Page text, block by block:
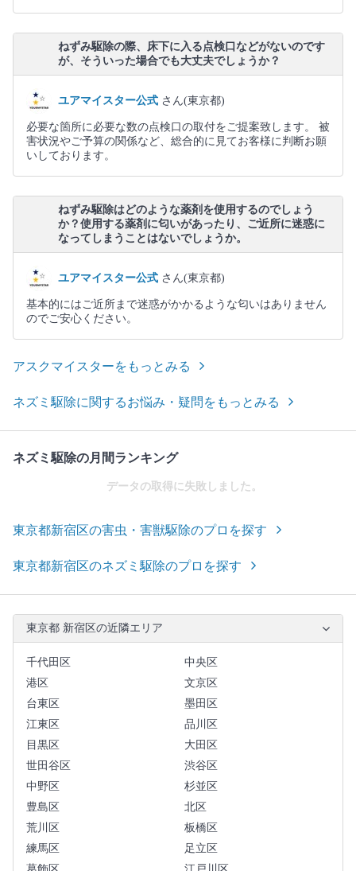
ねずみ駆除の際、床下に入る点検口などがないのです
が、そういった場合でも大丈夫でしょうか？
ユアマイスター公式 さん(東京都)
必要な箇所に必要な数の点検口の取付をご提案致します。 被
害状況やご予算の関係など、総合的に見てお客様に判断お願
いしております。
ねずみ駆除はどのような薬剤を使用するのでしょう
か？使用する薬剤に匂いがあったり、ご近所に迷惑に
なってしまうことはないでしょうか。
ユアマイスター公式 さん(東京都)
基本的にはご近所まで迷惑がかかるような匂いはありません
のでご安心ください。
アスクマイスターをもっとみる
ネズミ駆除に関するお悩み・疑問をもっとみる
ネズミ駆除の月間ランキング
データの取得に失敗しました。
東京都新宿区の害虫・害獣駆除のプロを探す
東京都新宿区のネズミ駆除のプロを探す
東京都 新宿区の近隣エリア
千代田区
中央区
港区
文京区
台東区
墨田区
江東区
品川区
目黒区
大田区
世田谷区
渋谷区
中野区
杉並区
豊島区
北区
荒川区
板橋区
練馬区
足立区